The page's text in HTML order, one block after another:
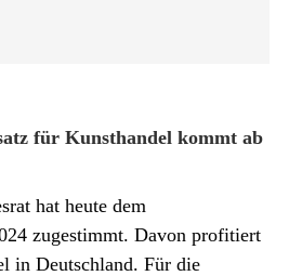
für Kunsthandel kommt ab
hat heute dem
zugestimmt. Davon profitiert
in Deutschland. Für die